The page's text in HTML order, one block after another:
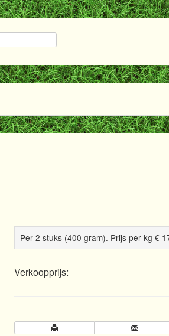
Per 2 stuks (400 gram). Prijs per kg €
Verkoopprijs: